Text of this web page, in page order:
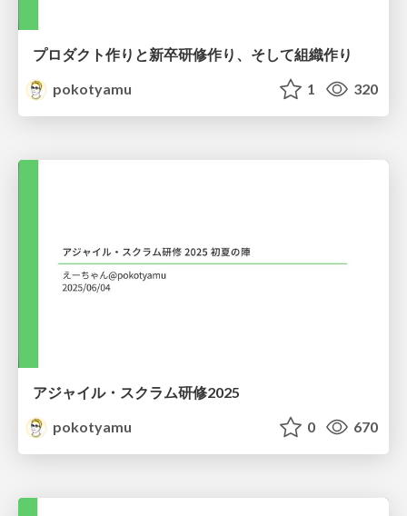
プロダクト作りと新卒研修作り、そして組織作り
pokotyamu
1 320
アジャイル・スクラム研修2025
pokotyamu
0 670